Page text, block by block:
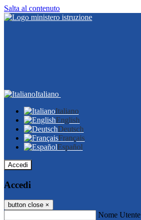
Salta al contenuto
Italiano
Italiano
English
Deutsch
Français
Español
Accedi
Accedi
button close ×
Nome Utente